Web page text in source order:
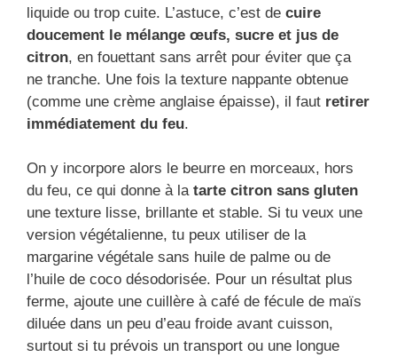
liquide ou trop cuite. L’astuce, c’est de cuire
doucement le mélange œufs, sucre et jus de
citron, en fouettant sans arrêt pour éviter que ça
ne tranche. Une fois la texture nappante obtenue
(comme une crème anglaise épaisse), il faut retirer
immédiatement du feu.
On y incorpore alors le beurre en morceaux, hors
du feu, ce qui donne à la tarte citron sans gluten
une texture lisse, brillante et stable. Si tu veux une
version végétalienne, tu peux utiliser de la
margarine végétale sans huile de palme ou de
l’huile de coco désodorisée. Pour un résultat plus
ferme, ajoute une cuillère à café de fécule de maïs
diluée dans un peu d’eau froide avant cuisson,
surtout si tu prévois un transport ou une longue